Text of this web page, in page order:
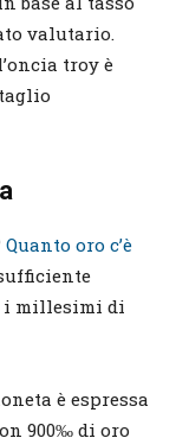
valutario.
troy è
Quanto oro c’è
i millesimi di
è espressa
900‰ di oro